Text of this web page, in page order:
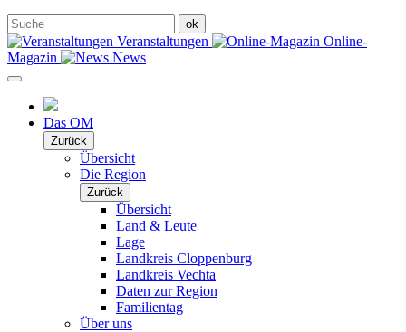
Veranstaltungen
Online-
Magazin
News
Das OM
Zurück
Übersicht
Die Region
Zurück
Übersicht
Land & Leute
Lage
Landkreis Cloppenburg
Landkreis Vechta
Daten zur Region
Familientag
Über uns